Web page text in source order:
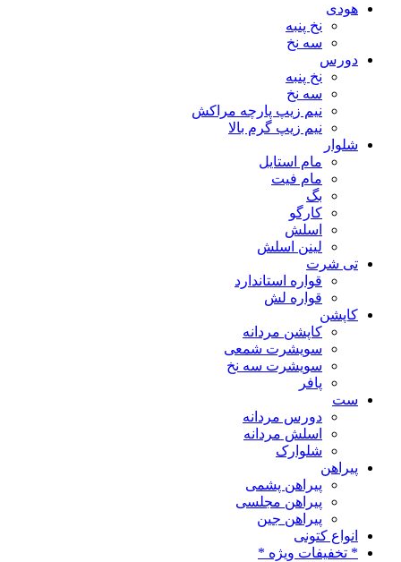
هودی
نخ پنبه
سه نخ
دورس
نخ پنبه
سه نخ
نیم زیپ پارچه مراکش
نیم زیپ گرم بالا
شلوار
مام استایل
مام فیت
بگ
کارگو
اسلش
لینن اسلش
تی شرت
قواره استاندارد
قواره لش
کاپشن
کاپشن مردانه
سویشرت شمعی
سویشرت سه نخ
پافر
ست
دورس مردانه
اسلش مردانه
شلوارک
پیراهن
پیراهن پشمی
پیراهن مجلسی
پیراهن جین
انواع کتونی
* تخفیفات ویژه *